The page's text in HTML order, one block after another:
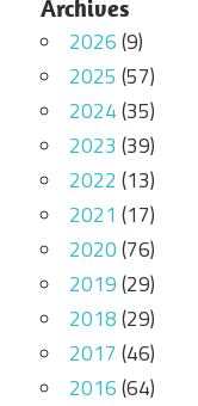
Archives
2026(9)
2025 (57)
2024(35)
2023 (39)
2022 (13)
2021 (17)
2020(76)
2019(29)
2018(29)
2017 (46)
2016(64)